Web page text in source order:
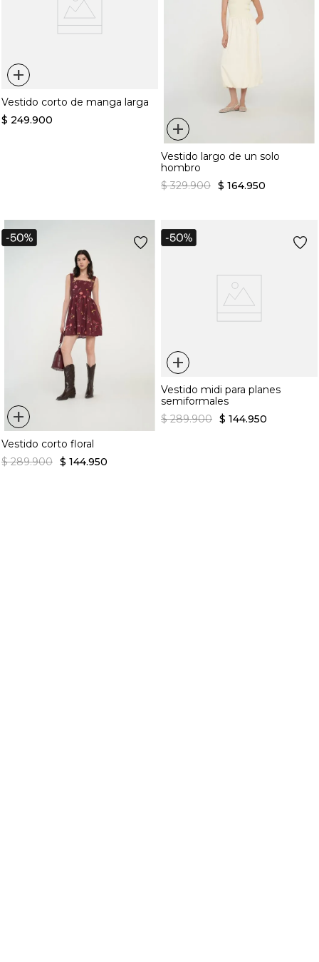
+
Vestido corto de manga larga
$ 249.900 +
Vestido largo de un solo
hombro
$ 329.900 $ 164.950
+
Vestido corto floral
$ 289.900 $ 144.950
+
Vestido midi para planes
semiformales
$ 289.900 $ 144.950